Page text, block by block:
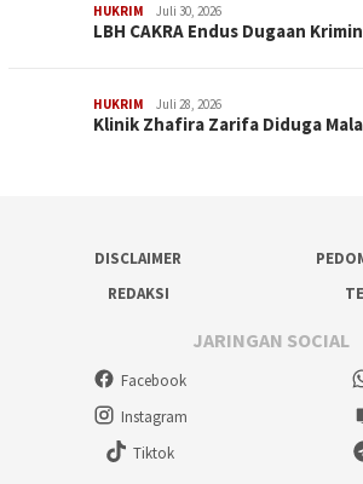
HUKRIM Juli 30, 2026
LBH CAKRA Endus Dugaan
HUKRIM Juli 28, 2026
Klinik Zhafira Zarifa Diduga
DISCLAIMER
REDAKSI
JARINGAN SOCIAL
Facebook
Instagram
Tiktok